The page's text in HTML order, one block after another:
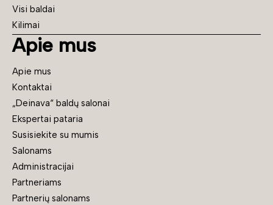
Visi baldai
Kilimai
Apie mus
Apie mus
Kontaktai
„Deinava“ baldų salonai
Ekspertai pataria
Susisiekite su mumis
Salonams
Administracijai
Partneriams
Partnerių salonams